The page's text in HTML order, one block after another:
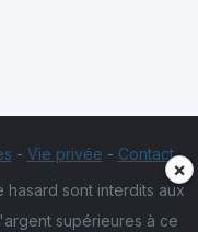
- Vie privée - Contact
sont interdits aux
supérieures à ce
×